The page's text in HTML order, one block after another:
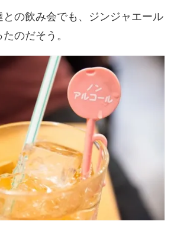
の飲み会でも、ジンジャエール
のだそう。